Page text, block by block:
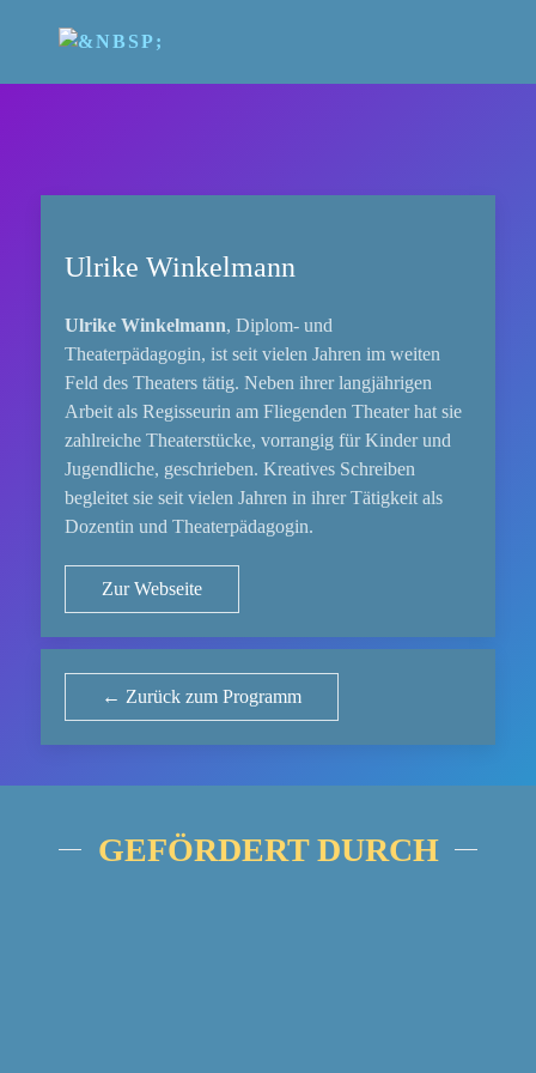
Ulrike Winkelmann
Ulrike Winkelmann, Diplom- und
Theaterpädagogin, ist seit vielen Jahren im weiten
Feld des Theaters tätig. Neben ihrer langjährigen
Arbeit als Regisseurin am Fliegenden Theater hat sie
zahlreiche Theaterstücke, vorrangig für Kinder und
Jugendliche, geschrieben. Kreatives Schreiben
begleitet sie seit vielen Jahren in ihrer Tätigkeit als
Dozentin und Theaterpädagogin.
Zur Webseite
← Zurück zum Programm
GEFÖRDERT DURCH